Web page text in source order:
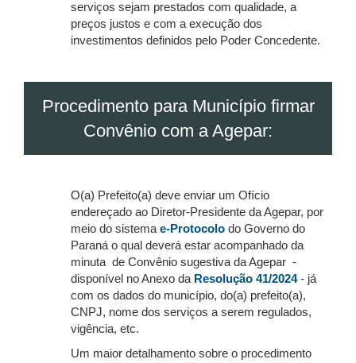
serviços sejam prestados com qualidade, a
preços justos e com a execução dos
investimentos definidos pelo Poder Concedente.
Procedimento para Município firmar
Convênio com a Agepar:
O(a) Prefeito(a) deve enviar um Ofício
endereçado ao Diretor-Presidente da Agepar, por
meio do sistemae-Protocolo do Governo do
Paraná o qual deverá estar acompanhado da
minuta de Convênio sugestiva da Agepar -
disponível no Anexo da Resolução 41/2024- já
com os dados do município, do(a) prefeito(a),
CNPJ, nome dos serviços a serem regulados,
vigência, etc.
Um maior detalhamento sobre o procedimento